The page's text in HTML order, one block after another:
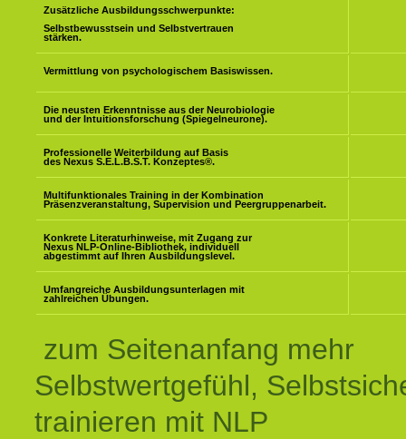
Zusätzliche Ausbildungsschwerpunkte:
Selbstbewusstsein und Selbstvertrauen
stärken.
Vermittlung von psychologischem Basiswissen.
Die neusten Erkenntnisse aus der Neurobiologie
und der Intuitionsforschung (Spiegelneurone).
Professionelle Weiterbildung auf Basis
des Nexus S.E.L.B.S.T. Konzeptes®.
Multifunktionales Training in der Kombination
Präsenzveranstaltung, Supervision und Peergruppenarbeit.
Konkrete Literaturhinweise, mit Zugang zur
Nexus NLP-Online-Bibliothek, individuell
abgestimmt auf Ihren Ausbildungslevel.
Umfangreiche Ausbildungsunterlagen mit
zahlreichen Übungen.
zum Seitenanfang mehr
Selbstwertgefühl,
trainieren mit NLP